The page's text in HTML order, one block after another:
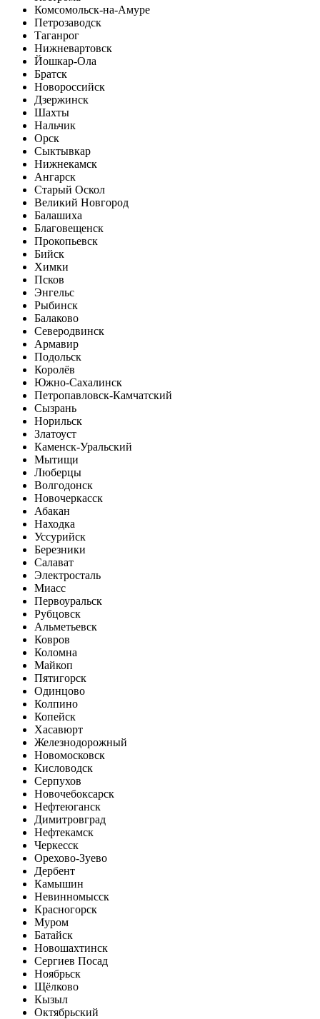
Комсомольск-на-Амуре
Петрозаводск
Таганрог
Нижневартовск
Йошкар-Ола
Братск
Новороссийск
Дзержинск
Шахты
Нальчик
Орск
Сыктывкар
Нижнекамск
Ангарск
Старый Оскол
Великий Новгород
Балашиха
Благовещенск
Прокопьевск
Бийск
Химки
Псков
Энгельс
Рыбинск
Балаково
Северодвинск
Армавир
Подольск
Королёв
Южно-Сахалинск
Петропавловск-Камчатский
Сызрань
Норильск
Златоуст
Каменск-Уральский
Мытищи
Люберцы
Волгодонск
Новочеркасск
Абакан
Находка
Уссурийск
Березники
Салават
Электросталь
Миасс
Первоуральск
Рубцовск
Альметьевск
Ковров
Коломна
Майкоп
Пятигорск
Одинцово
Колпино
Копейск
Хасавюрт
Железнодорожный
Новомосковск
Кисловодск
Серпухов
Новочебоксарск
Нефтеюганск
Димитровград
Нефтекамск
Черкесск
Орехово-Зуево
Дербент
Камышин
Невинномысск
Красногорск
Муром
Батайск
Новошахтинск
Сергиев Посад
Ноябрьск
Щёлково
Кызыл
Октябрьский